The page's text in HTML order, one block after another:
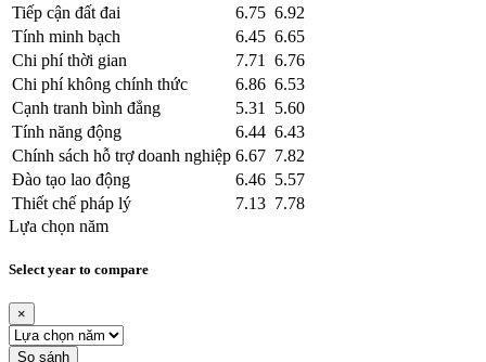
Tiếp cận đất đai
6.75 6.92
Tính minh bạch
6.45 6.65
Chi phí thời gian
7.71 6.76
Chi phí không chính thức
6.86 6.53
Cạnh tranh bình đẳng
5.31 5.60
Tính năng động
6.44 6.43
Chính sách hỗ trợ doanh nghiệp 6.67 7.82
Đào tạo lao động
6.46 5.57
Thiết chế pháp lý
7.13 7.78
Lựa chọn năm
Select year to compare
×
So sánh